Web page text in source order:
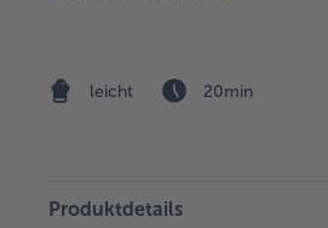
leicht 20min
Produktdetails